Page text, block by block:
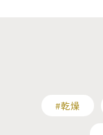
#乾燥